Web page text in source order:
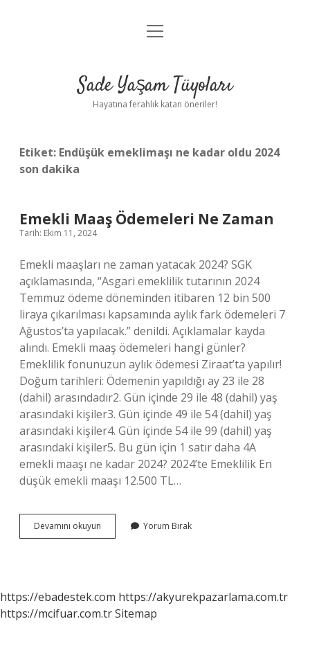
Anasayfa
Yasal Uyarı
menüyü
Sade Yaşam Tüyoları
Hayatına ferahlık katan öneriler!
Etiket: Endüşük emeklimaşı ne kadar oldu 2024
son dakika
Emekli Maaş Ödemeleri Ne Zaman
Tarih: Ekim 11, 2024
Emekli maaşları ne zaman yatacak 2024? SGK
açıklamasında, “Asgari emeklilik tutarının 2024
Temmuz ödeme döneminden itibaren 12 bin 500
liraya çıkarılması kapsamında aylık fark ödemeleri 7
Ağustos’ta yapılacak.” denildi. Açıklamalar kayda
alındı. Emekli maaş ödemeleri hangi günler?
Emeklilik fonunuzun aylık ödemesi Ziraat’ta yapılır!
Doğum tarihleri: Ödemenin yapıldığı ay 23 ile 28
(dahil) arasındadır2. Gün içinde 29 ile 48 (dahil) yaş
arasındaki kişiler3. Gün içinde 49 ile 54 (dahil) yaş
arasındaki kişiler4. Gün içinde 54 ile 99 (dahil) yaş
arasındaki kişiler5. Bu gün için 1 satır daha 4A
emekli maaşı ne kadar 2024? 2024’te Emeklilik En
düşük emekli maaşı 12.500 TL…
Devamını okuyun
Maaş
Yorum Bırak
https://ebadestek.com https://akyurekpazarlama.com.tr
https://mcifuar.com.trSitemap